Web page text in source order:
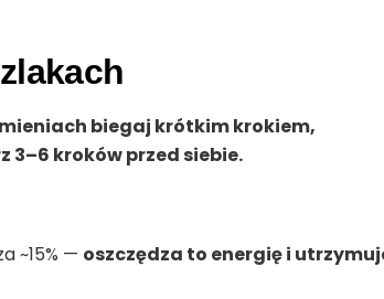
biegaj krótkim krokiem,
3–6 kroków przed siebie.
~15% — oszczędza to energię i